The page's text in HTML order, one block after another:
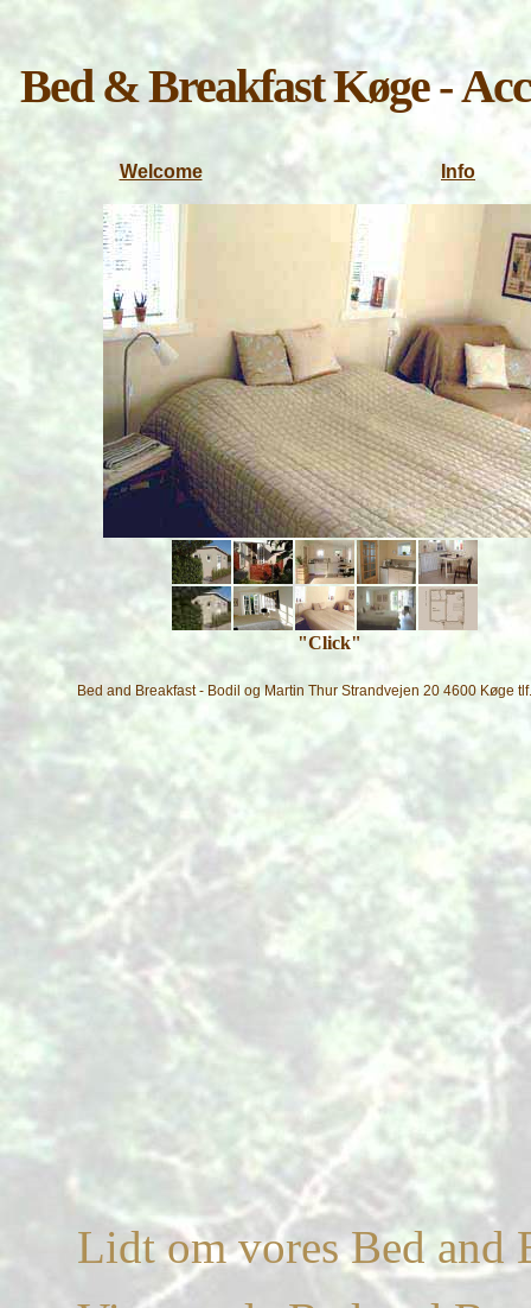
Bed & BreakfastKøge-
Welcome nfo
"Click"
Bed and Breakfast - Bodil og Martin Thur Strandvejen 20 4600 Køge
Lidt om vores Bed and